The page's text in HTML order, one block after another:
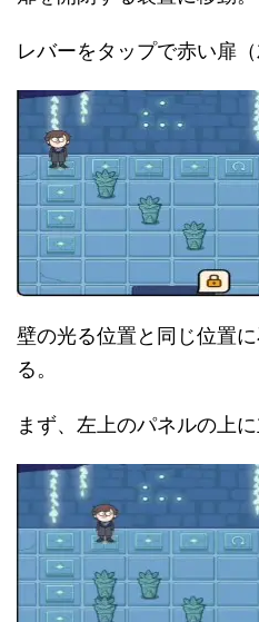
レバーをタップで赤い扉（
壁の光る位置と同じ位置
る。
まず、左上のパネルの上に